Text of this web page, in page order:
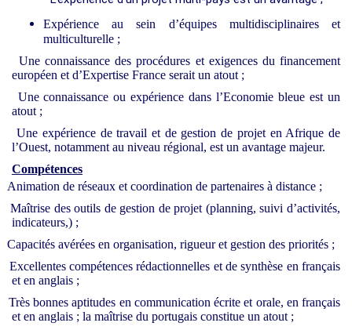
Expérience au sein d’équipes multidisciplinaires et
multiculturelle ;
Une connaissance des procédures et exigences du financement
européen et d’Expertise France serait un atout ;
Une connaissance ou expérience dans l’Economie bleue est un
atout ;
Une expérience de travail et de gestion de projet en Afrique de
l’Ouest, notamment au niveau régional, est un avantage majeur.
Compétences
Animation de réseaux et coordination de partenaires à distance ;
Maîtrise des outils de gestion de projet (planning, suivi d’activités,
indicateurs,) ;
Capacités avérées en organisation, rigueur et gestion des priorités ;
Excellentes compétences rédactionnelles et de synthèse en français
et en anglais ;
Très bonnes aptitudes en communication écrite et orale, en français
et en anglais ; la maîtrise du portugais constitue un atout ;